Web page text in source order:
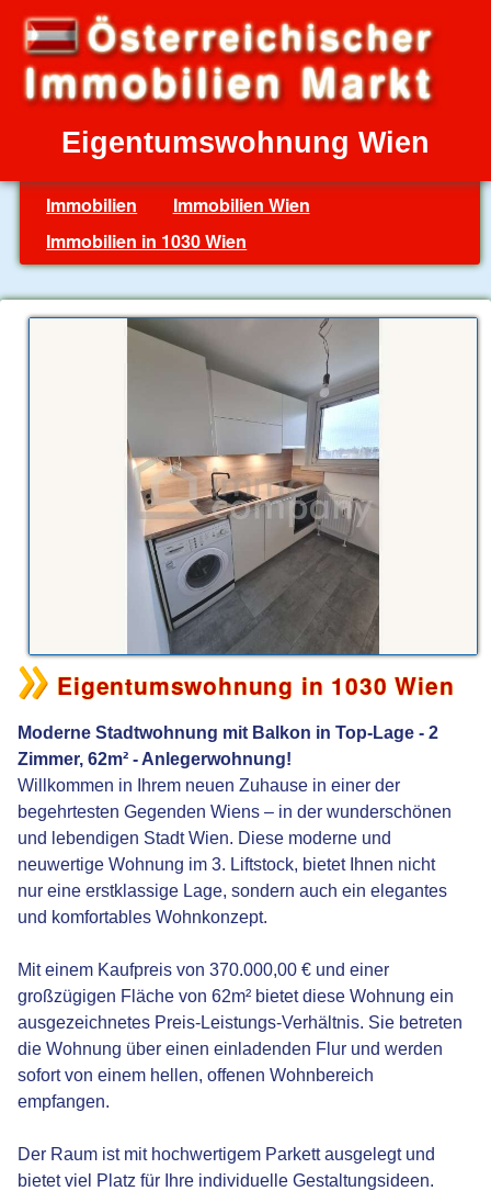
Eigentumswohnung Wien
Immobilien
Immobilien Wien
Immobilien in 1030 Wien
Eigentumswohnung in 1030 Wien
Moderne Stadtwohnung mit Balkon in Top-Lage - 2
Zimmer, 62m² - Anlegerwohnung!
Willkommen in Ihrem neuen Zuhause in einer der
begehrtesten Gegenden Wiens – in der wunderschönen
und lebendigen Stadt Wien. Diese moderne und
neuwertige Wohnung im 3. Liftstock, bietet Ihnen nicht
nur eine erstklassige Lage, sondern auch ein elegantes
und komfortables Wohnkonzept.
Mit einem Kaufpreis von 370.000,00 € und einer
großzügigen Fläche von 62m² bietet diese Wohnung ein
ausgezeichnetes Preis-Leistungs-Verhältnis. Sie betreten
die Wohnung über einen einladenden Flur und werden
sofort von einem hellen, offenen Wohnbereich
empfangen.
Der Raum ist mit hochwertigem Parkett ausgelegt und
bietet viel Platz für Ihre individuelle Gestaltungsideen.